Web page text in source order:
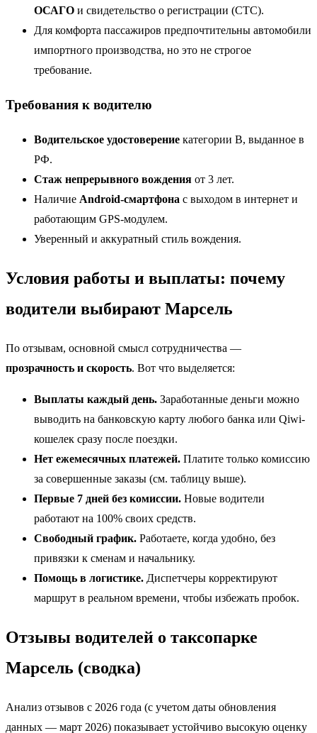
ОСАГО и свидетельство о регистрации (СТС).
Для комфорта пассажиров предпочтительны автомобили
импортного производства, но это не строгое
требование.
Требования к водителю
Водительское удостоверение категории B, выданное в
РФ.
Стаж непрерывного вождения от 3 лет.
Наличие Android-смартфона с выходом в интернет и
работающим GPS-модулем.
Уверенный и аккуратный стиль вождения.
Условия работы и выплаты: почему
водители выбирают Марсель
По отзывам, основной смысл сотрудничества —
прозрачность и скорость. Вот что выделяется:
Выплаты каждый день. Заработанные деньги можно
выводить на банковскую карту любого банка или Qiwi-
кошелек сразу после поездки.
Нет ежемесячных платежей. Платите только комиссию
за совершенные заказы (см. таблицу выше).
Первые 7 дней без комиссии. Новые водители
работают на 100% своих средств.
Свободный график. Работаете, когда удобно, без
привязки к сменам и начальнику.
Помощь в логистике. Диспетчеры корректируют
маршрут в реальном времени, чтобы избежать пробок.
Отзывы водителей о таксопарке
Марсель (сводка)
Анализ отзывов с 2026 года (с учетом даты обновления
данных — март 2026) показывает устойчиво высокую оценку